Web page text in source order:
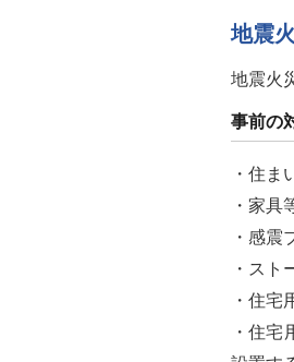
地震
地震火
事前の
・住ま
・家具
・感震
・ス
・住
・住